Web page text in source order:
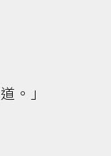
。」